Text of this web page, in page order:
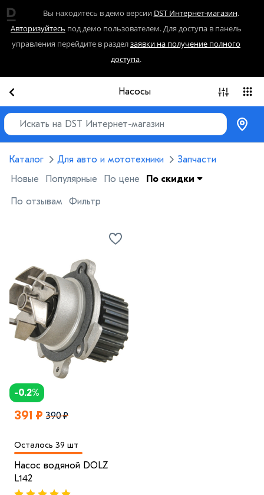
Вы находитесь в демо версии DST Интернет-магазин.
Авторизуйтесь под демо пользователем. Для доступа в панель
управления перейдите в разделзаявки на получение полного
доступа.
Насосы
Каталог Для авто и мототехники
Запчасти
Новые
Популярные По цене По скидки
По отзывам Фильтр
-0.2%
391 ₽ 390 ₽
Осталось 39 шт
Насос водяной DOLZ
L142